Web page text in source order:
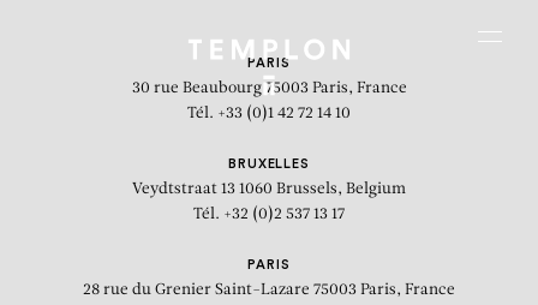
PARIS
30 rue Beaubourg 75003 Paris, France
Tél. +33 (0)1 42 72 14 10
BRUXELLES
Veydtstraat 13 1060 Brussels, Belgium
Tél. +32 (0)2 537 13 17
PARIS
28 rue du Grenier Saint-Lazare 75003 Paris, France